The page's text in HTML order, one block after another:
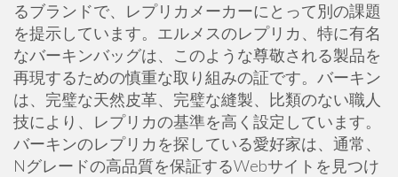
るブランドで、レプリカメーカーにとって別の課題
を提示しています。エルメスのレプリカ、特に有名
なバーキンバッグは、このような尊敬される製品を
再現するための慎重な取り組みの証です。バーキン
は、完璧な天然皮革、完璧な縫製、比類のない職人
技により、レプリカの基準を高く設定しています。
バーキンのレプリカを探している愛好家は、通常、
Nグレードの高品質を保証するWebサイトを見つけ